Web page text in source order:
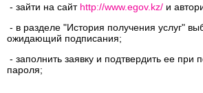
- зайти на сайт http://www.egov.kz/ и
- в разделе "История получения услуг"
ожидающий подписания;
- заполнить заявку и подтвердить ее
пароля;